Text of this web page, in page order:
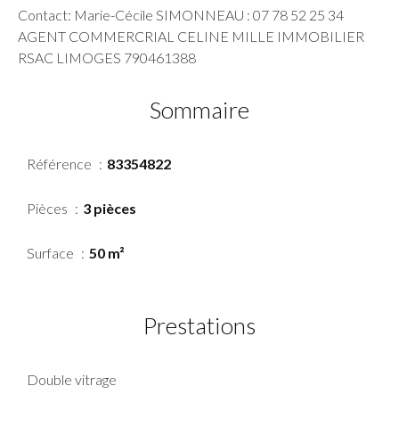
Contact: Marie-Cécile SIMONNEAU : 07 78 52 25 34
AGENT COMMERCRIAL CELINE MILLE IMMOBILIER
RSAC LIMOGES 790461388
Sommaire
Référence 83354822
Pièces 3 pièces
Surface 50 m²
Prestations
Double vitrage